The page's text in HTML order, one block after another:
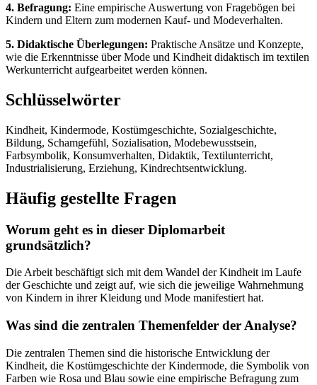
4. Befragung: Eine empirische Auswertung von Fragebögen bei
Kindern und Eltern zum modernen Kauf- und Modeverhalten.
5. Didaktische Überlegungen: Praktische Ansätze und Konzepte,
wie die Erkenntnisse über Mode und Kindheit didaktisch im textilen
Werkunterricht aufgearbeitet werden können.
Schlüsselwörter
Kindheit, Kindermode, Kostümgeschichte, Sozialgeschichte,
Bildung, Schamgefühl, Sozialisation, Modebewusstsein,
Farbsymbolik, Konsumverhalten, Didaktik, Textilunterricht,
Industrialisierung, Erziehung, Kindrechtsentwicklung.
Häufig gestellte Fragen
Worum geht es in dieser Diplomarbeit
grundsätzlich?
Die Arbeit beschäftigt sich mit dem Wandel der Kindheit im Laufe
der Geschichte und zeigt auf, wie sich die jeweilige Wahrnehmung
von Kindern in ihrer Kleidung und Mode manifestiert hat.
Was sind die zentralen Themenfelder der Analyse?
Die zentralen Themen sind die historische Entwicklung der
Kindheit, die Kostümgeschichte der Kindermode, die Symbolik von
Farben wie Rosa und Blau sowie eine empirische Befragung zum